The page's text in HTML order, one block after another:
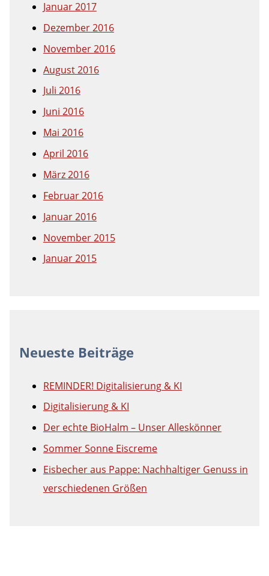
Januar 2017
Dezember 2016
November 2016
August 2016
Juli 2016
Juni 2016
Mai 2016
April 2016
März 2016
Februar 2016
Januar 2016
November 2015
Januar 2015
Neueste Beiträge
REMINDER! Digitalisierung & KI
Digitalisierung & KI
Der echte BioHalm – Unser Alleskönner
Sommer Sonne Eiscreme
Eisbecher aus Pappe: Nachhaltiger Genuss in
verschiedenen Größen